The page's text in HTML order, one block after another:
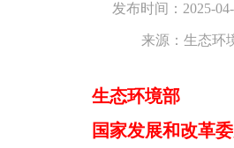
发布时间： 2025-
来源： 生态环
生态环境部
国家发展和改革